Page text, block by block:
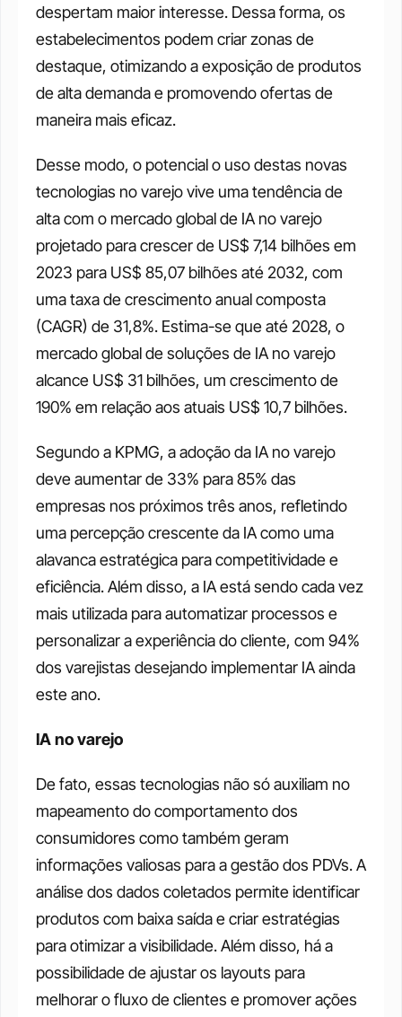
despertam maior interesse. Dessa forma, os
estabelecimentos podem criar zonas de
destaque, otimizando a exposição de produtos
de alta demanda e promovendo ofertas de
maneira mais eficaz.
Desse modo, o potencial o uso destas novas
tecnologias no varejo vive uma tendência de
alta com o mercado global de IA no varejo
projetado para crescer de US$ 7,14 bilhões em
2023 para US$ 85,07 bilhões até 2032, com
uma taxa de crescimento anual composta
(CAGR) de 31,8%. Estima-se que até 2028, o
mercado global de soluções de IA no varejo
alcance US$ 31 bilhões, um crescimento de
190% em relação aos atuais US$ 10,7 bilhões.
Segundo a KPMG, a adoção da IA no varejo
deve aumentar de 33% para 85% das
empresas nos próximos três anos, refletindo
uma percepção crescente da IA como uma
alavanca estratégica para competitividade e
eficiência. Além disso, a IA está sendo cada vez
mais utilizada para automatizar processos e
personalizar a experiência do cliente, com 94%
dos varejistas desejando implementar IA ainda
este ano.
IA no varejo
De fato, essas tecnologias não só auxiliam no
mapeamento do comportamento dos
consumidores como também geram
informações valiosas para a gestão dos PDVs. A
análise dos dados coletados permite identificar
produtos com baixa saída e criar estratégias
para otimizar a visibilidade. Além disso, há a
possibilidade de ajustar os layouts para
melhorar o fluxo de clientes e promover ações